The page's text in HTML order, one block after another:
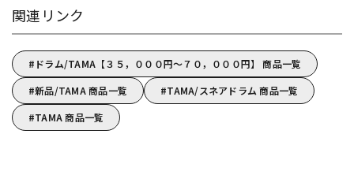
関連リンク
ドラム/TAMA【３５，０００円～７０，０００円】 商品一覧
新品/TAMA 商品一覧
TAMA/スネアドラム 商品一覧
TAMA 商品一覧